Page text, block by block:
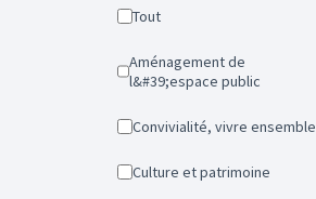
Tout
Aménagement de
l&#39;espace public
Convivialité, vivre ensemble
Culture et patrimoine